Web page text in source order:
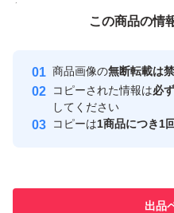
付与しています
安心取引出品者
取引実績
この商品の情
商品画像の無断転載は
コピーされた情報は必
してください
コピーは1商品につき1回
出品
この商品をみている人にオ